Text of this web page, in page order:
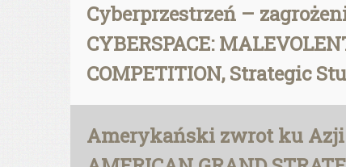
Cyberprzestrzeń –
CYBERSPACE:
COMPETITION, Strategic
Amerykański zwrot ku Azji: